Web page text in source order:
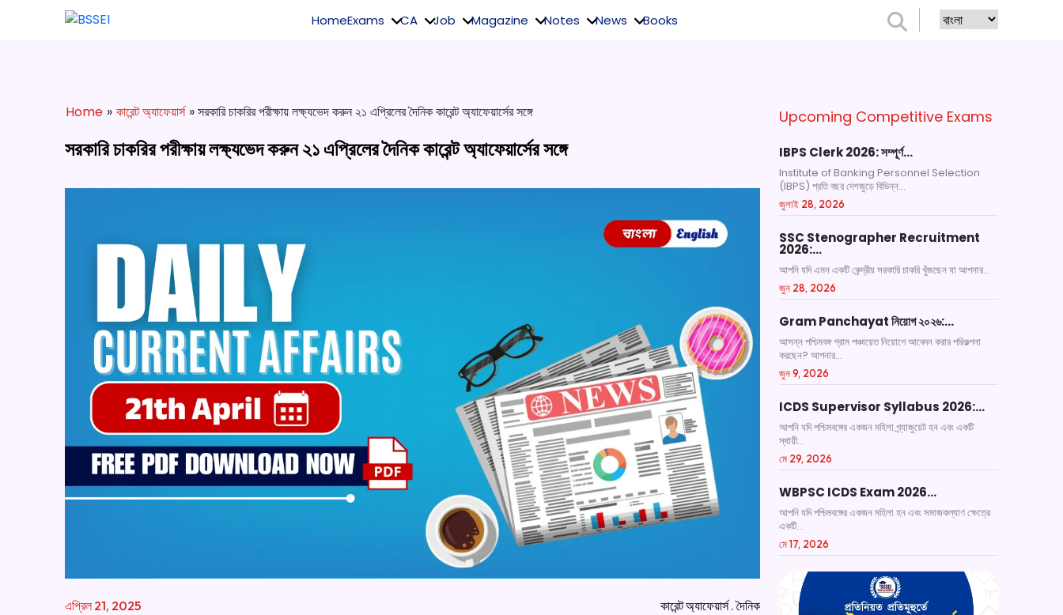
HomeExams CA Job Magazine Notes News Books
Home » কারেন্ট অ্যাফেয়ার্স » সরকারি চাকরির পরীক্ষায় লক্ষ্যভেদ করুন ২১ এপ্রিলের দৈনিক কারেন্ট অ্যাফেয়ার্সের সঙ্গে
সরকারি চাকরির পরীক্ষায় লক্ষ্যভেদ করুন ২১ এপ্রিলের দৈনিক কারেন্ট অ্যাফেয়ার্সের সঙ্গে
এপ্রিল 21, 2025 কারেন্ট অ্যাফেয়ার্স.দৈনিক
Upcoming Competitive Exams
IBPS Clerk 2026: সম্পূর্ণ…
Institute of Banking Personnel Selection
(IBPS) প্রতি বছর দেশজুড়ে বিভিন্ন...
জুলাই 28, 2026
SSC Stenographer Recruitment
2026:…
আপনি যদি এমন একটি কেন্দ্রীয় সরকারি চাকরি খুঁজছেন যা আপনার...
জুন 28, 2026
Gram Panchayat নিয়োগ ২০২৬:…
আসন্ন পশ্চিমবঙ্গ গ্রাম পঞ্চায়েত নিয়োগে আবেদন করার পরিকল্পনা
করছেন? আপনার...
জুন 9, 2026
ICDS Supervisor Syllabus 2026:…
আপনি যদি পশ্চিমবঙ্গের একজন মহিলা গ্র্যাজুয়েট হন এবং একটি
স্থায়ী...
মে 29, 2026
WBPSC ICDS Exam 2026…
আপনি যদি পশ্চিমবঙ্গের একজন মহিলা হন এবং সমাজকল্যাণ ক্ষেত্রে
একটি...
মে 17, 2026